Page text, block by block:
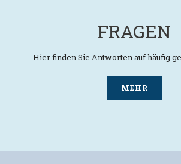
FRAGEN
Hier finden Sie Antworten auf häufig
MEHR